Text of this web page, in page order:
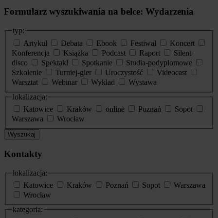
Formularz wyszukiwania na belce: Wydarzenia
typ:
Artykuł
Debata Ebook Festiwal
Koncert
Konferencja
Książka Podcast Raport
Silent-
disco
Spektakl Spotkanie
Studia-podyplomowe
Szkolenie
Turniej-gier Uroczystość
Videocast
Warsztat
Webinar Wykład
Wystawa
lokalizacja:
Katowice
Kraków online Poznań
Sopot
Warszawa
Wrocław
Wyszukaj
Kontakty
lokalizacja:
Katowice
Kraków Poznań Sopot
Warszawa
Wrocław
kategoria: